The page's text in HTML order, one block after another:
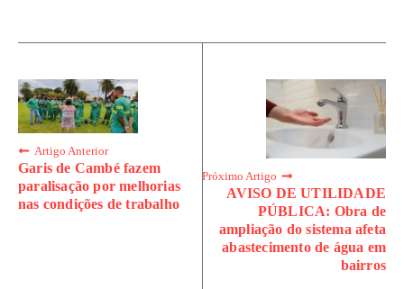
Artigo Anterior
Garis de Cambé fazem
paralisação por melhorias
nas condições de trabalho
Próximo Artigo
AVISO DE UTILIDADE
PÚBLICA: Obra de
ampliação do sistema afeta
abastecimento de água em
bairros